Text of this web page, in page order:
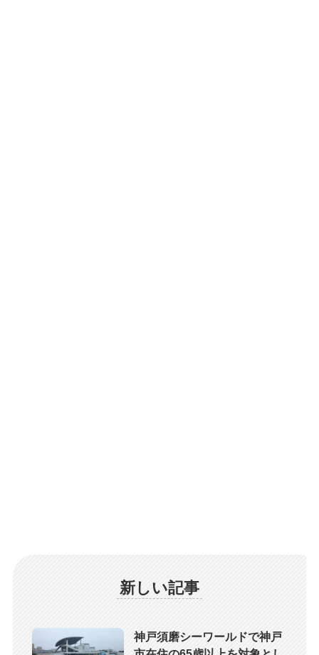
新しい記事
神戸須磨シーワールドで神戸